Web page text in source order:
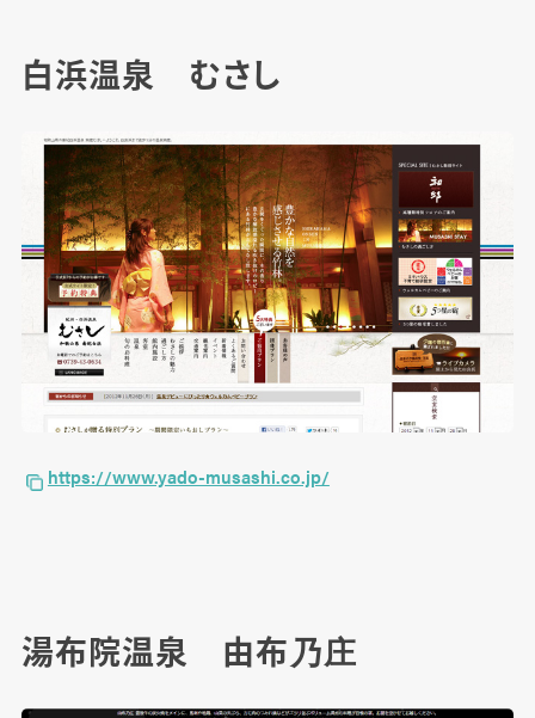
白浜温泉 むさし
https://www.yado-musashi.co.jp/
湯布院温泉 由布乃庄